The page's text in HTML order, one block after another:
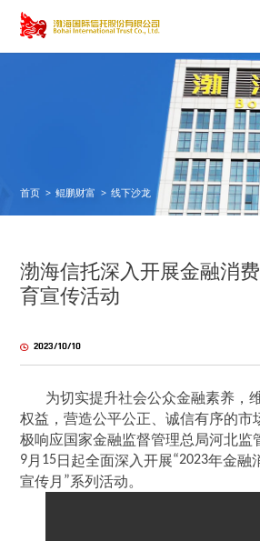
首页 > 鲲鹏财富 > 线下沙龙
渤海信托深入开展金融消
育宣传活动
2023/10/10
为切实提升社会公众金融素养，
权益，营造公平公正、诚信有序的市
极响应国家金融监督管理总局河北监
9月 15日起全面深入开展“2023年金融
宣传月 ”系列活动。